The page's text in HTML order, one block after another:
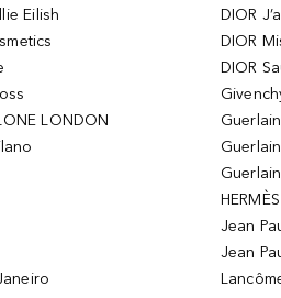
Eilish
LONDON
DIOR
DIOR
DIOR
Jean
Jean